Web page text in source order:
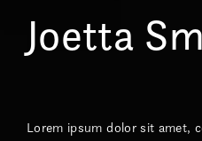
Joetta
Lorem ipsum dolor sit amet,